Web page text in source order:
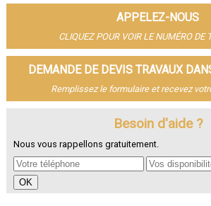
- Entreprise de rénovation à Landerneau
- Entreprise de rénovation à Guipavas
- Entreprise de rénovation à Plougastel-Daoulas
- Entreprise de rénovation à Plouzané
- Entreprise de rénovation à Quimperlé
- Entreprise de rénovation à Le Relecq-Kerhuon
- Entreprise de rénovation à Fouesnant
- Entreprise de rénovation à Pont-l'Abbé
- Entreprise de rénovation à Crozon
- Entreprise de rénovation à Ergué-Gabéric
- Entreprise de rénovation à Carhaix-Plouguer
- Entreprise de rénovation à Guilers
APPELEZ-NOUS
CLIQUEZ POUR VOIR LE NUMÉRO DE
DEMANDE DE DEVIS TRAVAUX
Remplissez le formulaire et recevez
Besoin d'aide ?
Nous vous rappellons gratuitement.